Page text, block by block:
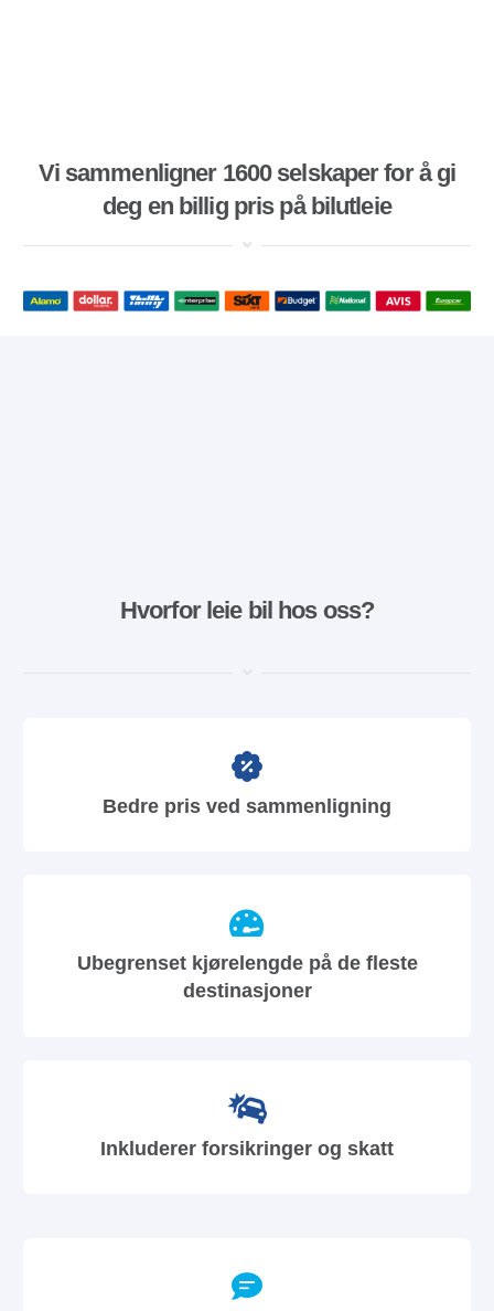
Vi sammenligner 1600 selskaper for å gi
deg en billig pris på bilutleie
Hvorfor leie bil hos oss?
Bedre pris ved sammenligning
Ubegrenset kjørelengde på de fleste
destinasjoner
Inkluderer forsikringer og skatt